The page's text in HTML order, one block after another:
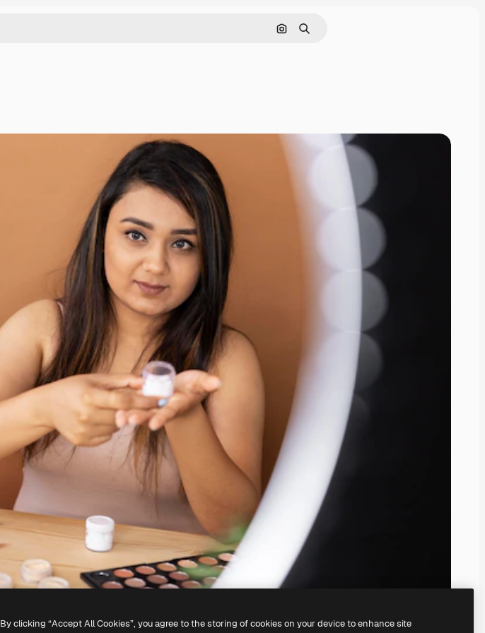
Zoeken op afbeelding
Zoeken
By clicking “Accept All Cookies”, you agree to the storing of cookies on your device to enhance site